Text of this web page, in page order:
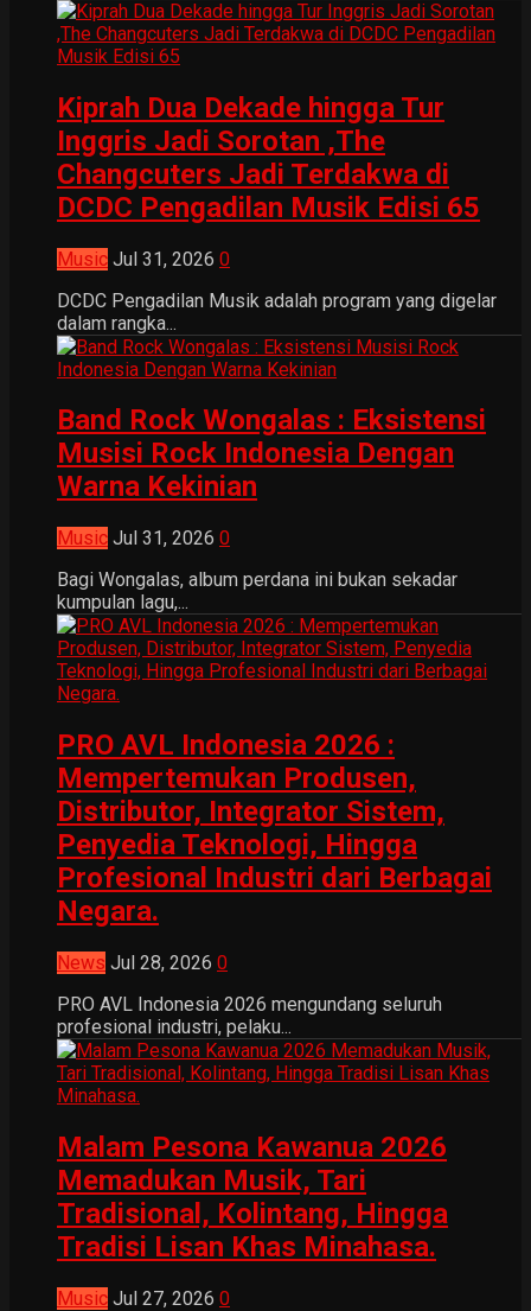
Kiprah Dua Dekade hingga Tur
Inggris Jadi Sorotan ,The
Changcuters Jadi Terdakwa di
DCDC Pengadilan Musik Edisi 65
Music Jul 31, 2026 0
DCDC Pengadilan Musik adalah program yang digelar
dalam rangka...
Band Rock Wongalas : Eksistensi
Musisi Rock Indonesia Dengan
Warna Kekinian
Music Jul 31, 2026 0
Bagi Wongalas, album perdana ini bukan sekadar
kumpulan lagu,...
PRO AVL Indonesia 2026 :
Mempertemukan Produsen,
Distributor, Integrator Sistem,
Penyedia Teknologi, Hingga
Profesional Industri dari Berbagai
Negara.
News Jul 28, 2026 0
PRO AVL Indonesia 2026 mengundang seluruh
profesional industri, pelaku...
Malam Pesona Kawanua 2026
Memadukan Musik, Tari
Tradisional, Kolintang, Hingga
Tradisi Lisan Khas Minahasa.
Music Jul 27, 2026 0